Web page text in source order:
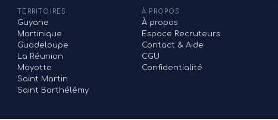
TERRITOIRES
Guyane
Martinique
Guadeloupe
La Réunion
Mayotte
Saint Martin
Saint Barthélémy
À PROPOS
À propos
Espace Recruteurs
Contact & Aide
CGU
Confidentialité